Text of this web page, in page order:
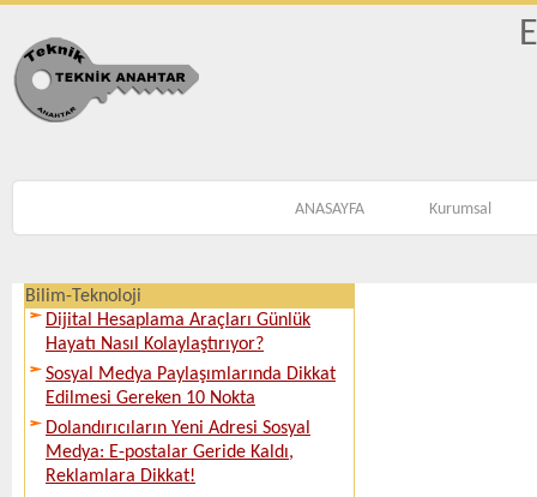
ANASAYFA Kurumsal
Bilim-Teknoloji
Dijital Hesaplama Araçları Günlük
Hayatı Nasıl Kolaylaştırıyor?
Sosyal Medya Paylaşımlarında Dikkat
Edilmesi Gereken 10 Nokta
Dolandırıcıların Yeni Adresi Sosyal
Medya: E-postalar Geride Kaldı,
Reklamlara Dikkat!